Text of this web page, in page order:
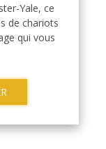
Yale, ce
de chariots
qui vous